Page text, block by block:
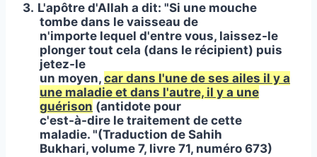
3. L'apôtre d'Allah a dit: "Si une mouche
tombe dans le vaisseau de
n'importe lequel d'entre vous, laissez-le
plonger tout cela (dans le récipient) puis
jetez-le
un moyen, car dans l'une de ses ailes il y a
une maladie et dans l'autre, il y a une
guérison (antidote pour
c'est-à-dire le traitement de cette
maladie. "(Traduction de Sahih
Bukhari, volume 7, livre 71, numéro 673)